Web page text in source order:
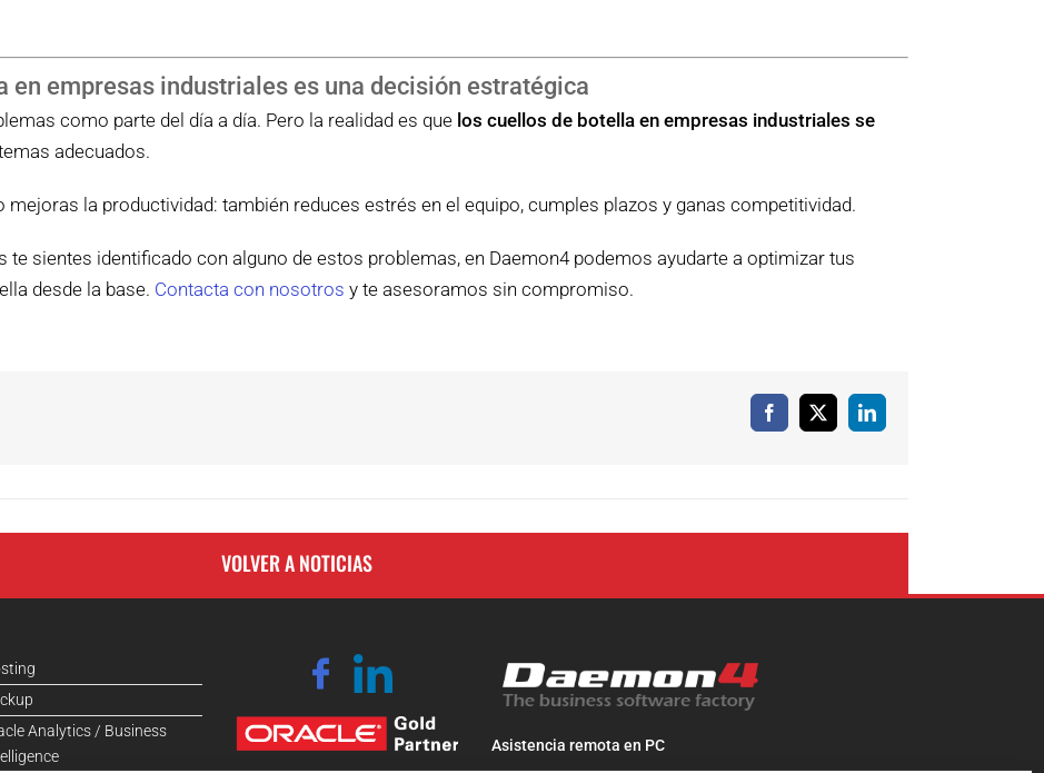
en empresas industriales es una decisión estratégica
como parte del día a día. Pero la realidad es que los cuellos de botella en empresas industriales se
adecuados.
la productividad: también reduces estrés en el equipo, cumples plazos y ganas competitividad.
te sientes identificado con alguno de estos problemas, en Daemon4 podemos ayudarte a optimizar tus
desde la base. Contacta con nosotros y te asesoramos sin compromiso.
Facebook
X LinkedIn
VOLVER A NOTICIAS
Analytics / Business
Asistencia remota en PC